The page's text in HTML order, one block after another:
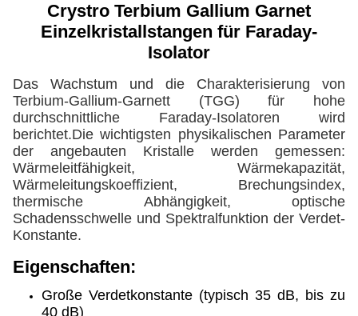
Crystro Terbium Gallium Garnet
Einzelkristallstangen für Faraday-
Isolator
Das Wachstum und die Charakterisierung von
Terbium-Gallium-Garnett (TGG) für hohe
durchschnittliche Faraday-Isolatoren wird
berichtet.Die wichtigsten physikalischen Parameter
der angebauten Kristalle werden gemessen:
Wärmeleitfähigkeit, Wärmekapazität,
Wärmeleitungskoeffizient, Brechungsindex,
thermische Abhängigkeit, optische
Schadensschwelle und Spektralfunktion der Verdet-
Konstante.
Eigenschaften:
Große Verdetkonstante (typisch 35 dB, bis zu
40 dB)